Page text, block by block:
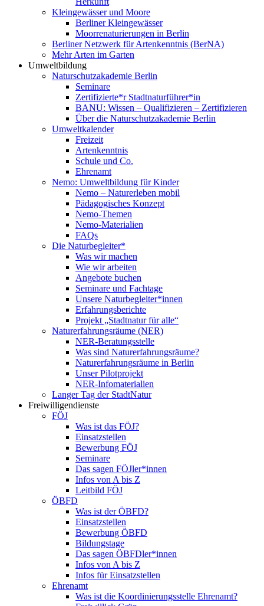
Kleingewässer und Moore
Berliner Kleingewässer
Moorrenaturierungen in Berlin
Berliner Netzwerk für Artenkenntnis (BerNA)
Mehr Arten im Garten
Umweltbildung
Naturschutzakademie Berlin
Seminare
Zertifizierte*r Stadtnaturführer*in
BANU: Wissen – Qualifizieren – Zertifizieren
Über die Naturschutzakademie Berlin
Umweltkalender
Freizeit
Artenkenntnis
Schule und Co.
Ehrenamt
Nemo: Umweltbildung für Kinder
Nemo – Naturerleben mobil
Pädagogisches Konzept
Nemo-Themen
Nemo-Materialien
FAQs
Die Naturbegleiter*
Was wir machen
Wie wir arbeiten
Angebote buchen
Seminare und Fachtage
Unsere Naturbegleiter*innen
Erfahrungsberichte
Projekt „Stadtnatur für alle“
Naturerfahrungsräume (NER)
NER-Beratungsstelle
Was sind Naturerfahrungsräume?
Naturerfahrungsräume in Berlin
Unser Pilotprojekt
NER-Infomaterialien
Langer Tag der StadtNatur
Freiwilligendienste
FÖJ
Was ist das FÖJ?
Einsatzstellen
Bewerbung FÖJ
Seminare
Das sagen FÖJler*innen
Infos von A bis Z
Leitbild FÖJ
ÖBFD
Was ist der ÖBFD?
Einsatzstellen
Bewerbung ÖBFD
Bildungstage
Das sagen ÖBFDler*innen
Infos von A bis Z
Infos für Einsatzstellen
Ehrenamt
Was ist die Koordinierungsstelle Ehrenamt?